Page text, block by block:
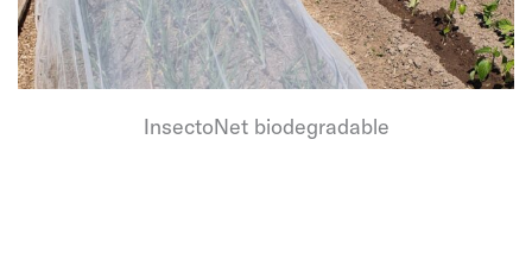
InsectoNet biodegradable